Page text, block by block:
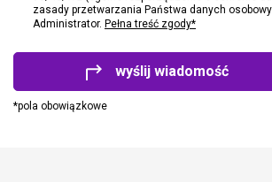
zasady przetwarzania Państwa danych
Administrator. Pełna treść zgody*
wyślij wiadomość
*pola obowiązkowe